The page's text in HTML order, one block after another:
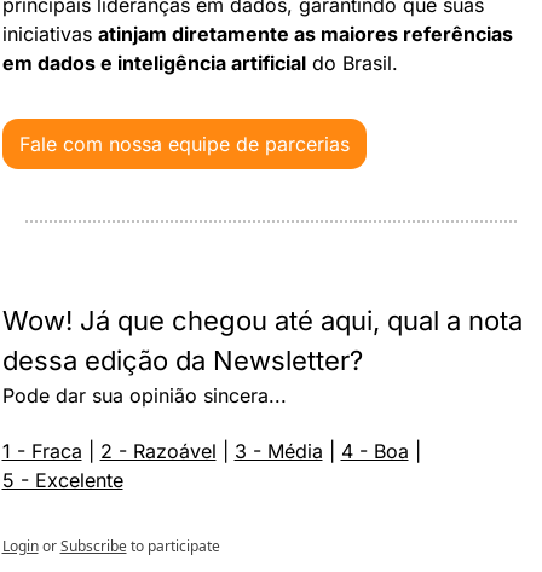
principais lideranças em dados, garantindo que suas
iniciativas atinjam diretamente as maiores referências
em dados e inteligência artificial do Brasil.
Fale com nossa equipe de parcerias
Wow! Já que chegou até aqui, qual a nota
dessa edição da Newsletter?
Pode dar sua opinião sincera...
1 - Fraca 2 - Razoável 3 - Média 4 - Boa
5 - Excelente
Login or Subscribe to participate